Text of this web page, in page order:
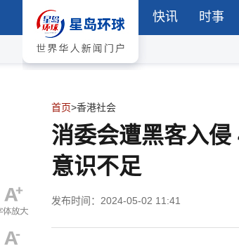
快讯 时事
首页>香港社会
消委会遭黑客入
意识不足
发布时间：2024-05-02 11:41